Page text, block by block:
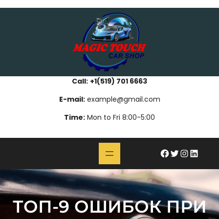
Call: +1(519) 701 6663
E-mail:example@gmail.com
Time: Mon to Fri 8:00-5:00
#Twitter InstagramLinkedIn
ТОП-9 ОШИБОК ПРИ